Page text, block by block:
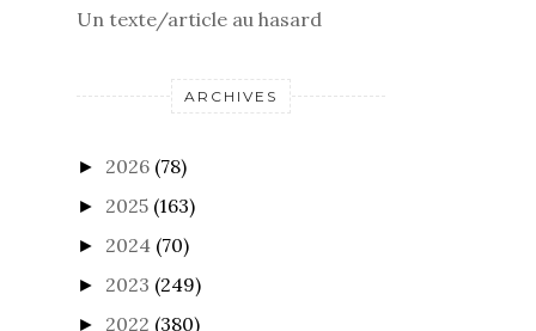
Un texte/article au hasard
ARCHIVES
► 2026 (78)
► 2025 (163)
► 2024 (70)
► 2023 (249)
► 2022 (380)